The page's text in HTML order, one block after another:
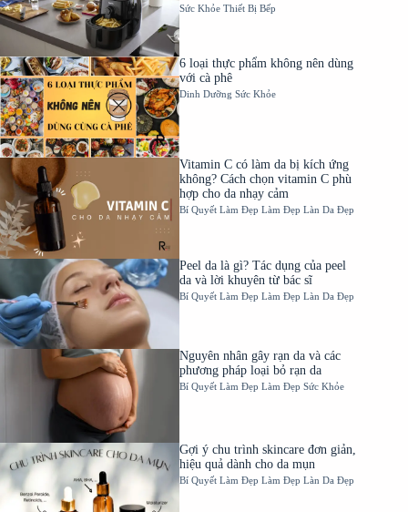
Sức Khỏe Thiết Bị Bếp
6 loại thực phẩm không nên dùng
với cà phê
Dinh Dưỡng Sức Khỏe
Vitamin C có làm da bị kích ứng
không? Cách chọn vitamin C phù
hợp cho da nhạy cảm
Bí Quyết Làm Đẹp Làm Đẹp Làn Da Đẹp
Peel da là gì? Tác dụng của peel
da và lời khuyên từ bác sĩ
Bí Quyết Làm Đẹp Làm Đẹp Làn Da Đẹp
Nguyên nhân gây rạn da và các
phương pháp loại bỏ rạn da
Bí Quyết Làm Đẹp Làm Đẹp Sức Khỏe
Gợi ý chu trình skincare đơn giản,
hiệu quả dành cho da mụn
Bí Quyết Làm Đẹp Làm Đẹp Làn Da Đẹp